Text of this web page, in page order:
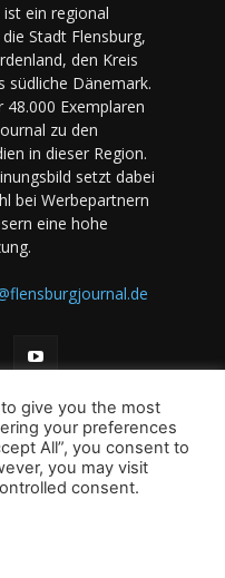
ist ein regional
Stadt Flensburg,
den Kreis
südliche Dänemark.
Exemplaren
zu den
in dieser Region.
setzt dabei
bei Werbepartnern
eine hohe
Datenschutz
Mediadaten
Books & Magazines -
Co KG
give you the most
your preferences
All”, you consent to
you may visit
consent.